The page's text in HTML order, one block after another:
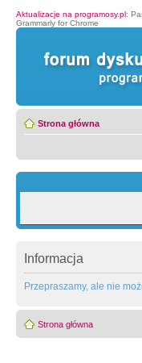
Aktualizacje na programosy.pl:
Grammarly for Chrome
Strona główna
Informacja
Przepraszamy, ale nie
Strona główna